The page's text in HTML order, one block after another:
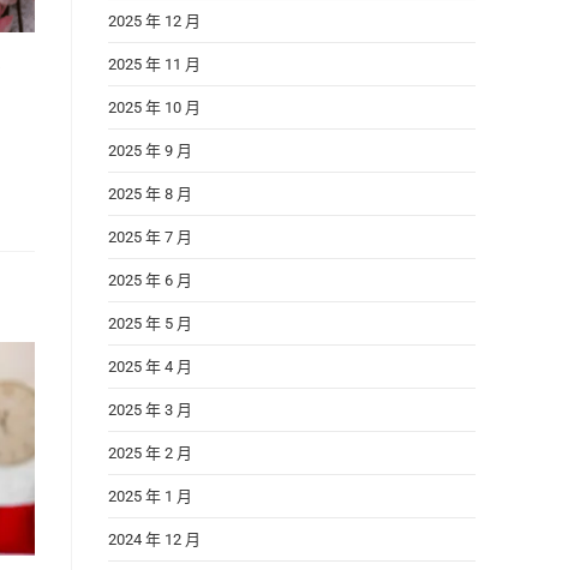
2025 年 12 月
2025 年 11 月
2025 年 10 月
2025 年 9 月
2025 年 8 月
2025 年 7 月
2025 年 6 月
2025 年 5 月
2025 年 4 月
2025 年 3 月
2025 年 2 月
2025 年 1 月
2024 年 12 月